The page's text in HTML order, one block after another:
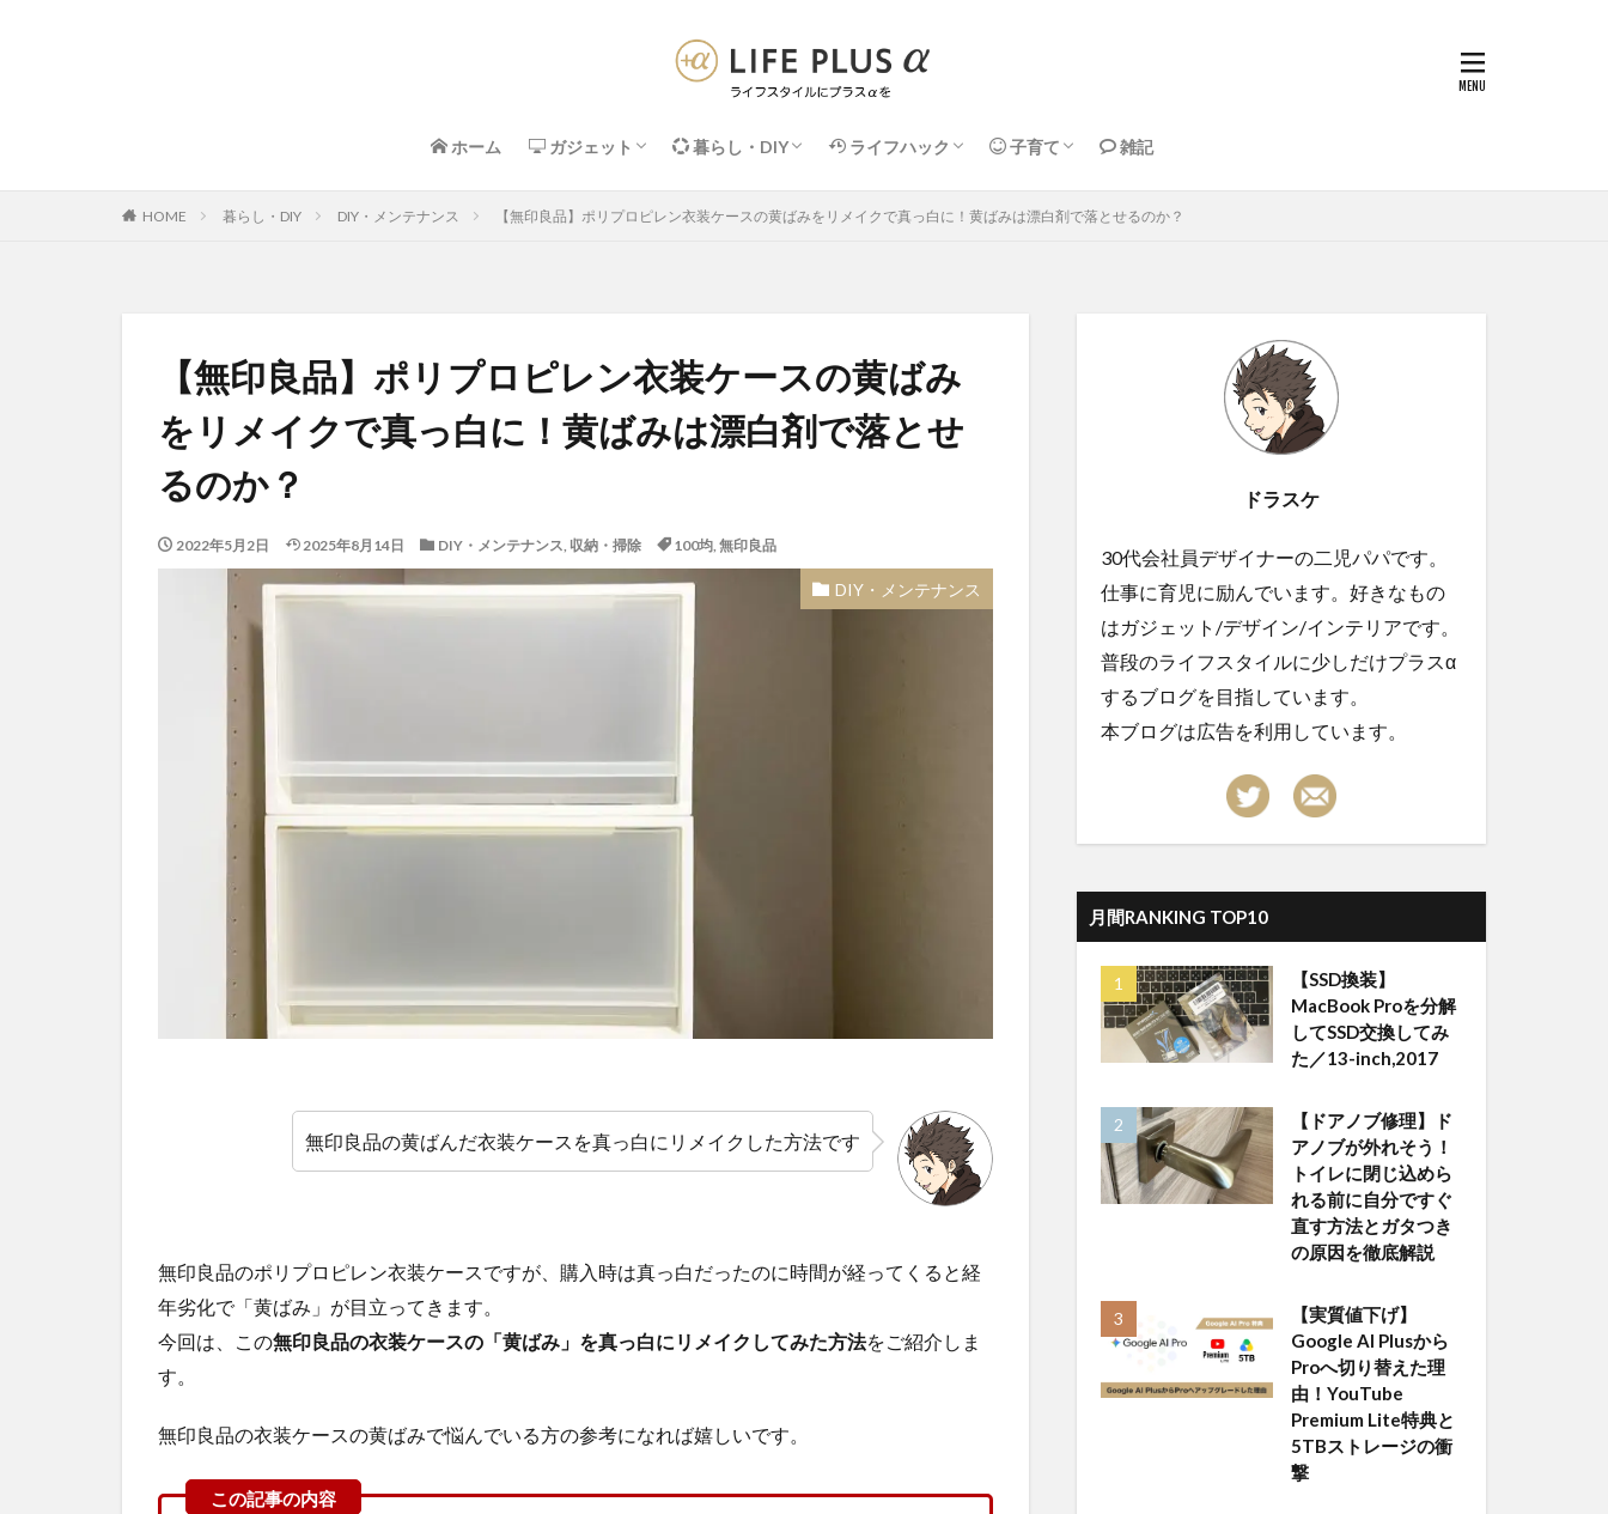
ホーム ガジェット
Apple関連
PC周辺機器
デスク・便利アイテム
暮らし・DIY
DIY・メンテナンス
収納・掃除
インテリア・家具
暮らしの＋α術
ライフハック
ネット・IT活用術
マネー・サブスク
健康・セルフケア
子育て
子供の収納・道具
知育・おもちゃ
雑記
HOME 暮らし・DIY DIY・メンテナンス 【無印良品】ポリプロピレン衣装ケースの黄ばみをリメイクで真っ白に！黄ばみは漂白剤で落とせるのか？
【無印良品】ポリプロピレン衣装ケースの黄ばみ
をリメイクで真っ白に！黄ばみは漂白剤で落とせ
るのか？
2022年5月2日 2025年8月14日 DIY・メンテナンス, 収納・掃除 100均, 無印良品
DIY・メンテナンス
無印良品の黄ばんだ衣装ケースを真っ白にリメイクした方法です
無印良品のポリプロピレン衣装ケースですが、購入時は真っ白だったのに時間が経ってくると経
年劣化で「黄ばみ」が目立ってきます。
今回は、この無印良品の衣装ケースの「黄ばみ」を真っ白にリメイクしてみた方法をご紹介しま
す。
無印良品の衣装ケースの黄ばみで悩んでいる方の参考になれば嬉しいです。
ドラスケ
30代会社員デザイナーの二児パパです。
仕事に育児に励んでいます。好きなもの
はガジェット/デザイン/インテリアです。
普段のライフスタイルに少しだけプラスα
するブログを目指しています。
本ブログは広告を利用しています。
月間RANKING TOP10
【SSD換装】
MacBook Proを分解
してSSD交換してみ
た／13-inch,2017
【ドアノブ修理】ド
アノブが外れそう！
トイレに閉じ込めら
れる前に自分ですぐ
直す方法とガタつき
の原因を徹底解説
【実質値下げ】
Google AI Plusから
Proへ切り替えた理
由！YouTube
Premium Lite特典と
5TBストレージの衝
撃